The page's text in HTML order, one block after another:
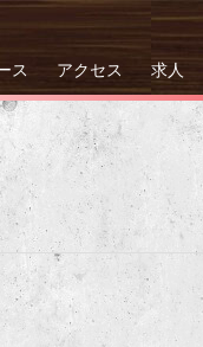
ス アクセス 求人